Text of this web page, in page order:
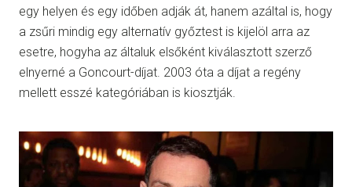
egy helyen és egy időben adják át, hanem azáltal is, hogy
a zsűri mindig egy alternatív győztest is kijelöl arra az
esetre, hogyha az általuk elsőként kiválasztott szerző
elnyerné a Goncourt-díjat. 2003 óta a díjat a regény
mellett esszé kategóriában is kiosztják.